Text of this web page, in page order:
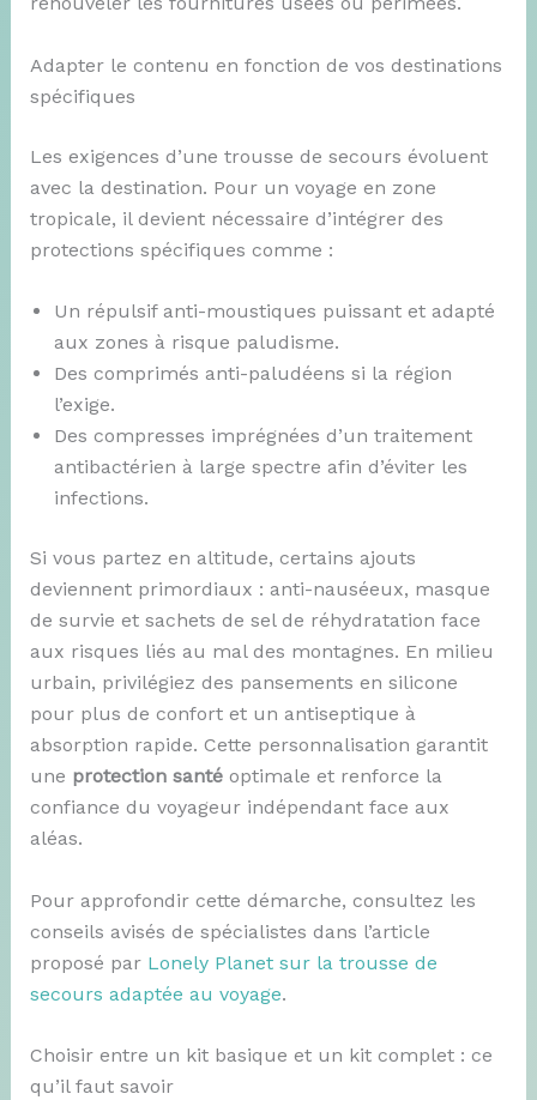
Adapter le contenu en fonction de vos destinations
spécifiques
Les exigences d’une trousse de secours évoluent
avec la destination. Pour un voyage en zone
tropicale, il devient nécessaire d’intégrer des
protections spécifiques comme :
Un répulsif anti-moustiques puissant et adapté
aux zones à risque paludisme.
Des comprimés anti-paludéens si la région
l’exige.
Des compresses imprégnées d’un traitement
antibactérien à large spectre afin d’éviter les
infections.
Si vous partez en altitude, certains ajouts
deviennent primordiaux : anti-nauséeux, masque
de survie et sachets de sel de réhydratation face
aux risques liés au mal des montagnes. En milieu
urbain, privilégiez des pansements en silicone
pour plus de confort et un antiseptique à
absorption rapide. Cette personnalisation garantit
une protection santéoptimale et renforce la
confiance du voyageur indépendant face aux
aléas.
Pour approfondir cette démarche, consultez les
conseils avisés de spécialistes dans l’article
proposé par Lonely Planet sur la trousse de
secours adaptée au voyage.
Choisir entre un kit basique et un kit complet : ce
qu’il faut savoir